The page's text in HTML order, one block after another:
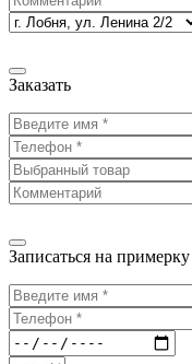
Заказать
Записаться на примерку